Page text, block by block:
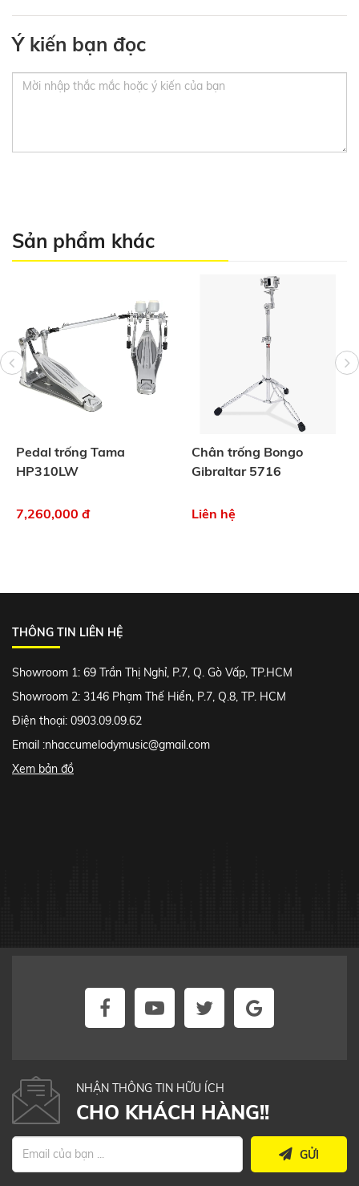
Ý kiến bạn đọc
Sản phẩm khác
Pedal trống Tama
HP310LW
7,260,000 đ
Chân trống Bongo
Gibraltar 5716
Liên hệ
THÔNG TIN LIÊN HỆ
Showroom 1: 69 Trần Thị Nghỉ, P.7, Q. Gò Vấp, TP.HCM
Showroom 2: 3146 Phạm Thế Hiển, P.7, Q.8, TP. HCM
Điện thoại: 0903.09.09.62
Email :nhaccumelodymusic@gmail.com
Xem bản đồ
NHẬN THÔNG TIN HỮU ÍCH
CHO KHÁCH HÀNG!!
GỬI